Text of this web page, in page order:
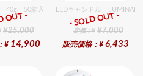
ーセット トロピカル
40g 50箱入セット 50個入りセット
ト
¥25,000
¥ 14,900
OUT -
LEDキャンドル
ギフト
定価：¥ ¥7,000
販売価格：¥ 6,433
- SOLD OUT -